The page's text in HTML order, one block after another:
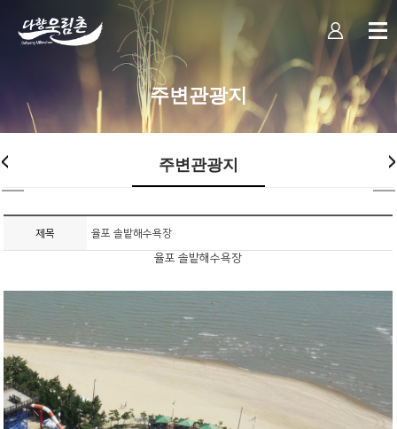
주변관광지
주변관광지
제목 율포 솔밭해수욕장
율포 솔밭해수욕장